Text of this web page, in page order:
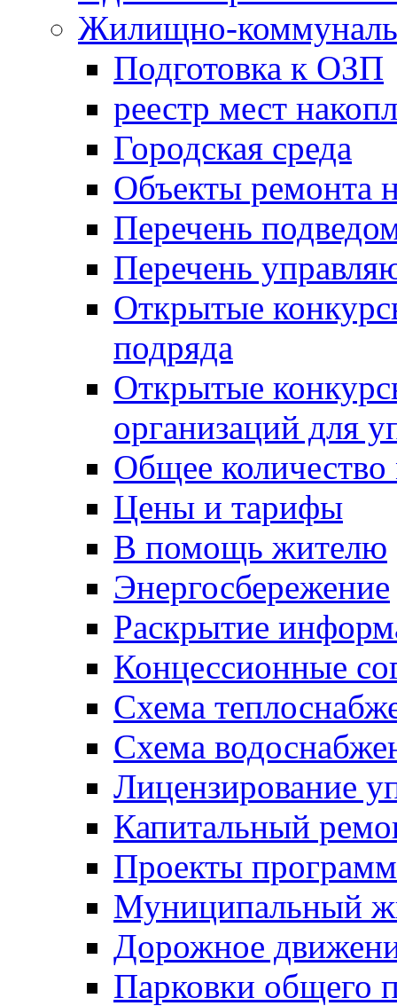
Жилищно-
Подготовка к ОЗП
реестр мест
Городская среда
Объекты ремонта
Перечень
Перечень
Открытые
подряда
Открытые
организаций для
Общее
Цены и тарифы
В помощь жителю
Энергосбережение
Раскрытие
Концессионные
Схема
Схема
Лицензирование
Капитальный
Проекты программ
Муниципальный
Дорожное
Парковки общего